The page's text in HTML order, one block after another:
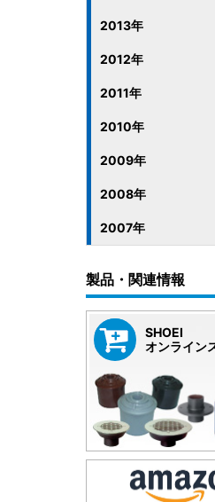
2013年
2012年
2011年
2010年
2009年
2008年
2007年
製品・関連情報
SHOEI
オンライン